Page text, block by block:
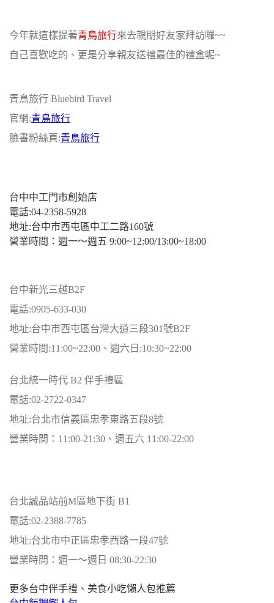
今年就這樣提著青鳥旅行來去親朋好友家拜訪囉~~
自己喜歡吃的、更是分享親友送禮最佳的禮盒呢~
青鳥旅行 Bluebird Travel
官網:青鳥旅行
臉書粉絲頁:青鳥旅行
台中中工門市創始店
電話:04-2358-5928
地址:台中市西屯區中工二路160號
營業時間：週一～週五 9:00~12:00/13:00~18:00
台中新光三越B2F
電話:0905-633-030
地址:台中市西屯區台灣大道三段301號B2F
營業時間:11:00~22:00、週六日:10:30~22:00
台北統一時代 B2 伴手禮區
電話:02-2722-0347
地址:台北市信義區忠孝東路五段8號
營業時間：11:00-21:30、週五六 11:00-22:00
台北誠品站前M區地下街 B1
電話:02-2388-7785
地址:台北市中正區忠孝西路一段47號
營業時間：週一～週日 08:30-22:30
更多台中伴手禮、美食小吃懶人包推薦